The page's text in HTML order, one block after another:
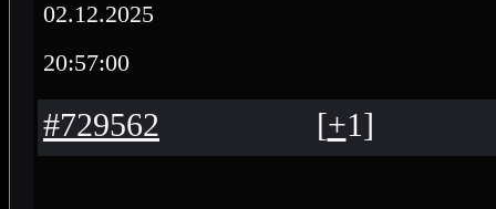
02.12.2025
20:57:00
#729562 [+1]